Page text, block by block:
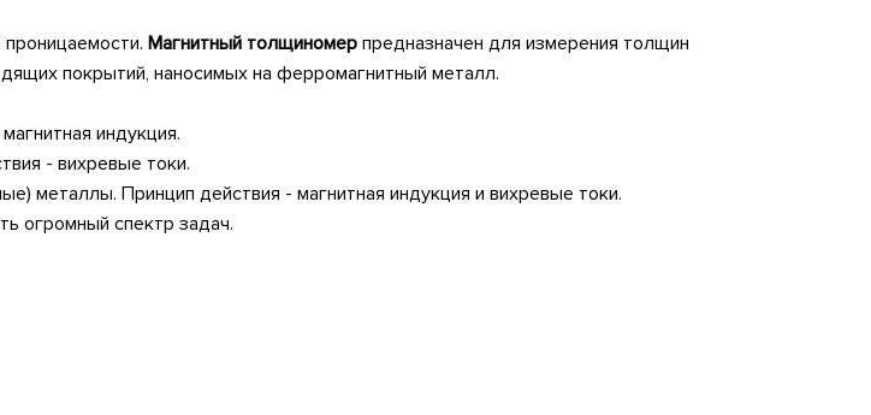
Магнитный толщиномер предназначен для измерения толщин
покрытий, наносимых на ферромагнитный металл.
индукция.
- вихревые токи.
металлы. Принцип действия - магнитная индукция и вихревые токи.
огромный спектр задач.